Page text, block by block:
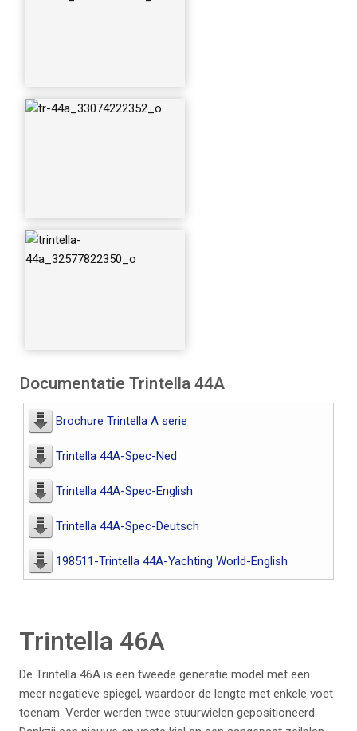
Documentatie Trintella 44A
Brochure Trintella A serie
Trintella 44A-Spec-Ned
Trintella 44A-Spec-English
Trintella 44A-Spec-Deutsch
198511-Trintella 44A-Yachting World-English
Trintella 46A
De Trintella 46A is een tweede generatie model met een
meer negatieve spiegel, waardoor de lengte met enkele voet
toenam. Verder werden twee stuurwielen gepositioneerd.
3-salon-tr-46a_331
46a_33102381351_
o